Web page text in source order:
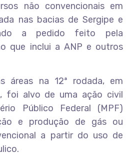
não convencionais em
nas bacias de Sergipe e
a pedido feito pela
que inclui a ANP e outros
áreas na 12ª rodada, em
foi alvo de uma ação civil
Público Federal (MPF)
e produção de gás ou
a partir do uso de